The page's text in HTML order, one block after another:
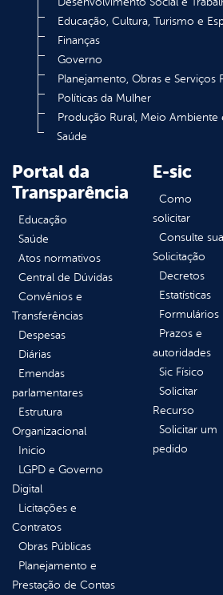
Educação, Cultura, Turismo e
Finanças
Governo
Planejamento, Obras e Serviços
Políticas da Mulher
Produção Rural, Meio Ambiente
Saúde
Portal da
Transparência
Educação
Saúde
Atos normativos
Central de Dúvidas
Convênios e
Transferências
Despesas
Diárias
Emendas
parlamentares
Estrutura
Organizacional
Inicio
LGPD e Governo
Digital
Licitações e
Contratos
Obras Públicas
Planejamento e
Prestação de Contas
E-sic
Como
solicitar
Consulte sua
Solicitação
Decretos
Estatísticas
Formulários
Prazos e
autoridades
Sic Físico
Solicitar
Recurso
Solicitar um
pedido